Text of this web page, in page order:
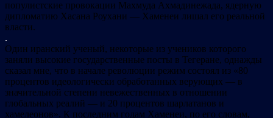
популистские провокации Махмуда Ахмадинежада, ядерную
дипломатию Хасана Роухани — Хаменеи лишал его реальной
власти.
.
Один иранский ученый, некоторые из учеников которого
заняли высокие государственные посты в Тегеране, однажды
сказал мне, что в начале революции режим состоял из «80
процентов идеологически обработанных верующих — в
значительной степени невежественных в отношении
глобальных реалий — и 20 процентов шарлатанов и
хамелеонов». К последним годам Хаменеи, по его словам,